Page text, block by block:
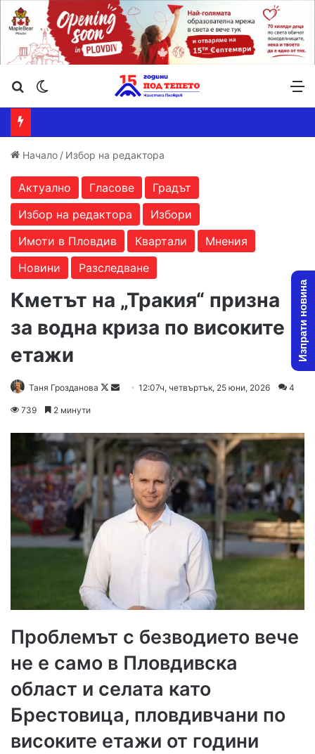
Търсене ...
Начало / Избор на редактора
Актуално Гласове
Градът
Избор на редактора
Избори
Имоти в Пловдив
Квартали
Мнения
Новини
Разследване
Кметът на „Тракия“ призна
за водна криза по високите
етажи
Таня Грозданова
Follow
Send12:07ч, четвъртък, 25 юни, 2026 4
739 2 минути
Проблемът с безводието вече
не е само в Пловдивска
област и селата като
Брестовица, пловдивчани по
високите етажи от години
Изпрати новина